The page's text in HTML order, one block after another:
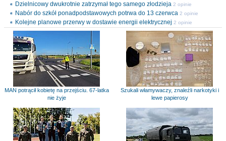
Dzielnicowy dwukrotnie zatrzymał tego samego złodzieja 2 opinie
Nabór do szkół ponadpodstawowych potrwa do 13 czerwca 2 opinie
Kolejne planowe przerwy w dostawie energii elektrycznej 2 opinie
MAN potrącił kobietę na przejściu. 67-latka
nie żyje
Szukali włamywaczy, znaleźli narkotyki i
lewe papierosy